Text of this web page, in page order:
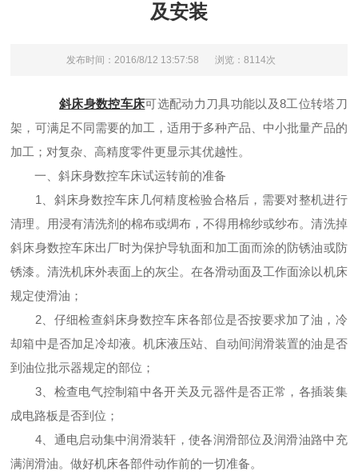
及安装
发布时间：2016/8/12 13:57:58 浏览：8114次
斜床身数控车床可选配动力刀具功能以及8工位转塔刀
架，可满足不同需要的加工，适用于多种产品、中小批量产品的
加工；对复杂、高精度零件更显示其优越性。
一、斜床身数控车床试运转前的准备
1、斜床身数控车床几何精度检验合格后，需要对整机进行
清理。用浸有清洗剂的棉布或绸布，不得用棉纱或纱布。清洗掉
斜床身数控车床出厂时为保护导轨面和加工面而涂的防锈油或防
锈漆。清洗机床外表面上的灰尘。在各滑动面及工作面涂以机床
规定使滑油；
2、仔细检查斜床身数控车床各部位是否按要求加了油，冷
却箱中是否加足冷却液。机床液压站、自动间润滑装置的油是否
到油位批示器规定的部位；
3、检查电气控制箱中各开关及元器件是否正常，各插装集
成电路板是否到位；
4、通电启动集中润滑装轩，使各润滑部位及润滑油路中充
满润滑油。做好机床各部件动作前的一切准备。